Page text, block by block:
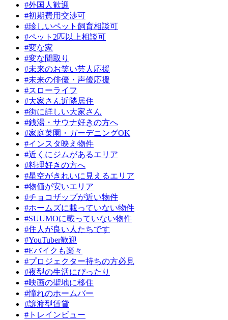
#外国人歓迎
#初期費用交渉可
#珍しいペット飼育相談可
#ペット2匹以上相談可
#変な家
#変な間取り
#未来のお笑い芸人応援
#未来の俳優・声優応援
#スローライフ
#大家さん近隣居住
#街に詳しい大家さん
#銭湯・サウナ好きの方へ
#家庭菜園・ガーデニングOK
#インスタ映え物件
#近くにジムがあるエリア
#料理好きの方へ
#星空がきれいに見えるエリア
#物価が安いエリア
#チョコザップが近い物件
#ホームズに載っていない物件
#SUUMOに載っていない物件
#住人が良い人たちです
#YouTuber歓迎
#Eバイクも楽々
#プロジェクター持ちの方必見
#夜型の生活にぴったり
#映画の聖地に移住
#憧れのホームバー
#譲渡型賃貸
#トレインビュー